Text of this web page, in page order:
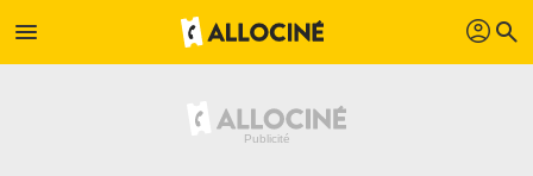
menu profil search